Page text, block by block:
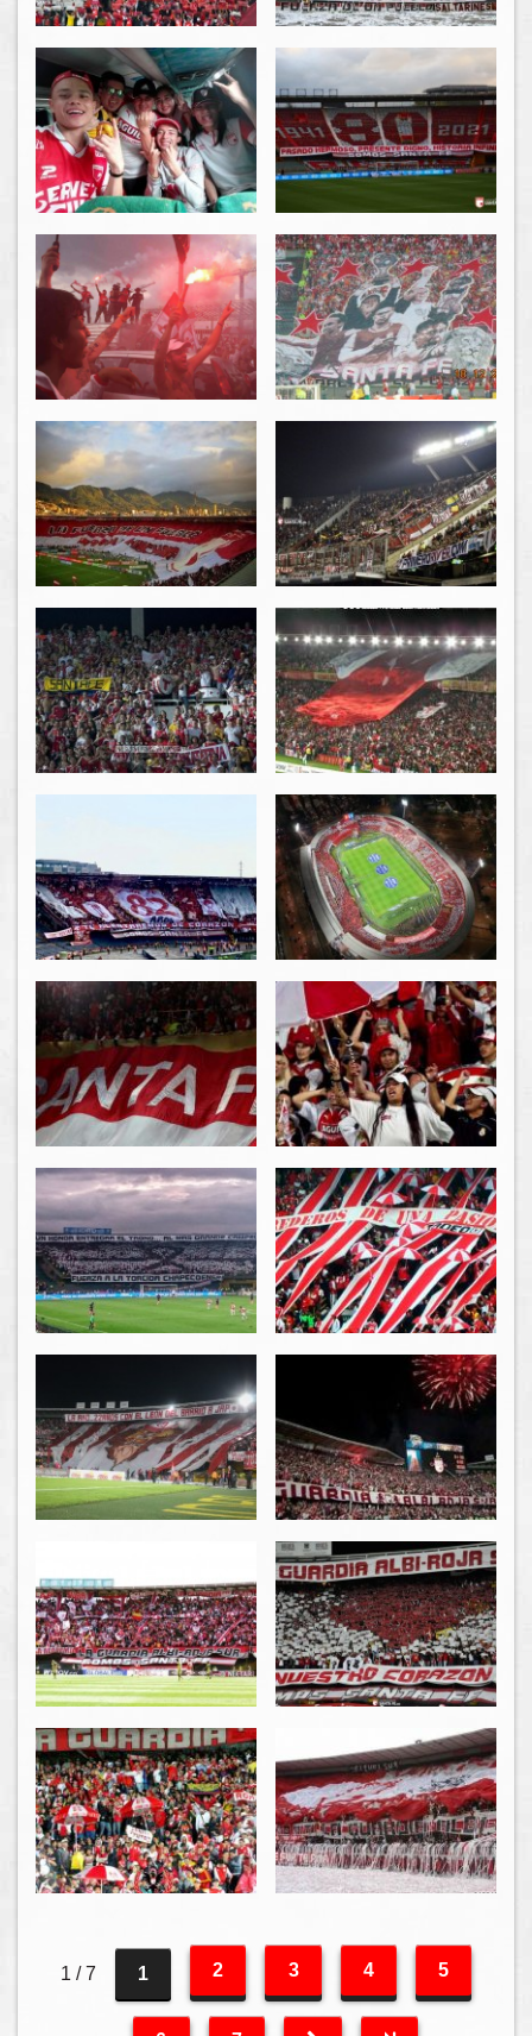
1 / 7 1 2 3 4 5